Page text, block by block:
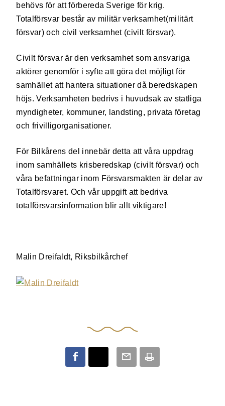
behövs för att förbereda Sverige för krig.
Totalförsvar består av militär verksamhet(militärt
försvar) och civil verksamhet (civilt försvar).
Civilt försvar är den verksamhet som ansvariga
aktörer genomför i syfte att göra det möjligt för
samhället att hantera situationer då beredskapen
höjs. Verksamheten bedrivs i huvudsak av statliga
myndigheter, kommuner, landsting, privata företag
och frivilligorganisationer.
För Bilkårens del innebär detta att våra uppdrag
inom samhällets krisberedskap (civilt försvar) och
våra befattningar inom Försvarsmakten är delar av
Totalförsvaret. Och vår uppgift att bedriva
totalförsvarsinformation blir allt viktigare!
Malin Dreifaldt, Riksbilkårchef